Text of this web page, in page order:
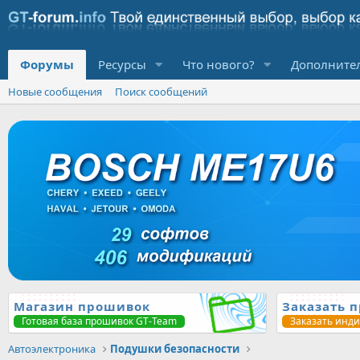
Форумы Ресурсы Что нового?
Новые сообщения Поиск сообщений
Магазин прошивок
Готовая база прошивок GT-Team
Заказать
Заказать
Автоэлектроника Подушки безопасности